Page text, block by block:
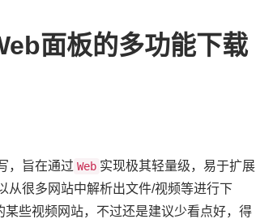
面板的多功能下载
，旨在通过 Web 实现极其轻量级，易于扩展
从很多网站中解析出文件/视频等进行下
些视频网站，不过还是建议少看点好，得